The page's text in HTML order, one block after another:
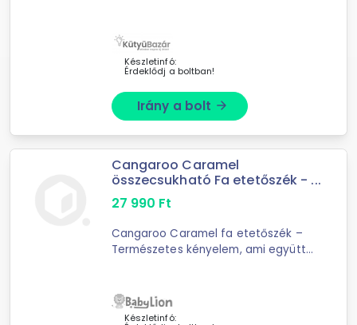
kivitelezés Modern design Fém lábak
Lábtartó Levehető, ...
Készletinfó:
Érdeklődj a boltban!
Irány a bolt arrow_forward
Cangaroo Caramel
összecsukható Fa etetőszék - ...
27 990 Ft
Cangaroo Caramel fa etetőszék –
Természetes kényelem, ami együtt
Készletinfó: